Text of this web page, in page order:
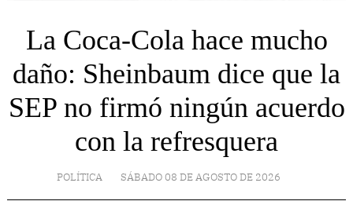
La Coca-Cola hace mucho
daño: Sheinbaum dice que la
SEP no firmó ningún acuerdo
con la refresquera
POLÍTICA SÁBADO 08 DE AGOSTO DE 2026